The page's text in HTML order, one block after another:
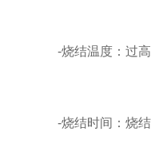
-烧结温度：过高
-烧结时间：烧结